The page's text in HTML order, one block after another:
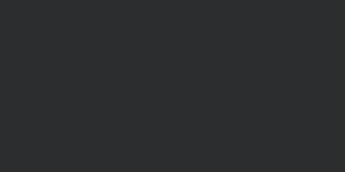
宿 中午到達恆春可以先去民宿主人開
泰式料理）吃飯回民宿休息一下唱唱
就可以開始準備烤肉 食材我們請老闆